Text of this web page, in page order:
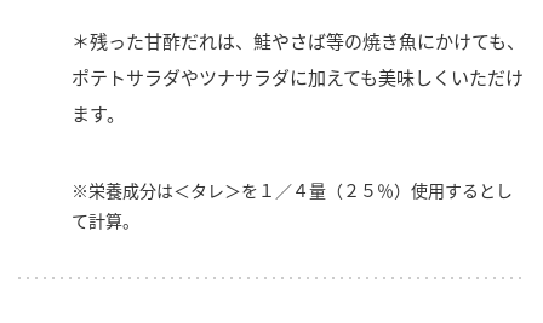
＊残った甘酢だれは、鮭やさば等の焼き魚にかけても、
ポテトサラダやツナサラダに加えても美味しくいただけ
ます。
※栄養成分は＜タレ＞を１／４量（２５％）使用するとし
て計算。